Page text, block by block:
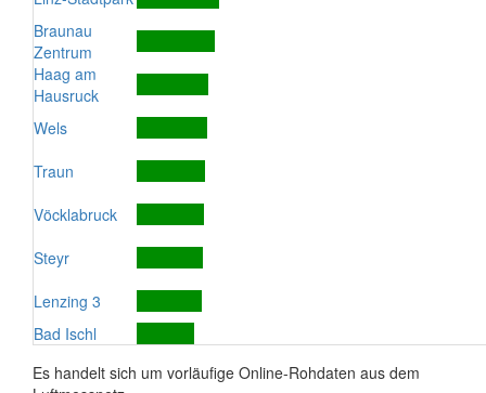
Braunau
Zentrum
Haag am
Hausruck
Wels
Traun
Vöcklabruck
Steyr
Lenzing 3
Bad Ischl
Es handelt sich um vorläufige Online-Rohdaten aus dem